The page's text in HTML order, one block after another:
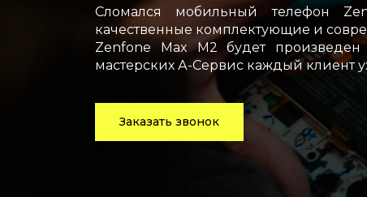
Сломался мобильный телефон
качественные комплектующие и
Zenfone Max M2 будет
мастерских А-Сервис каждый клиент
Заказать звонок